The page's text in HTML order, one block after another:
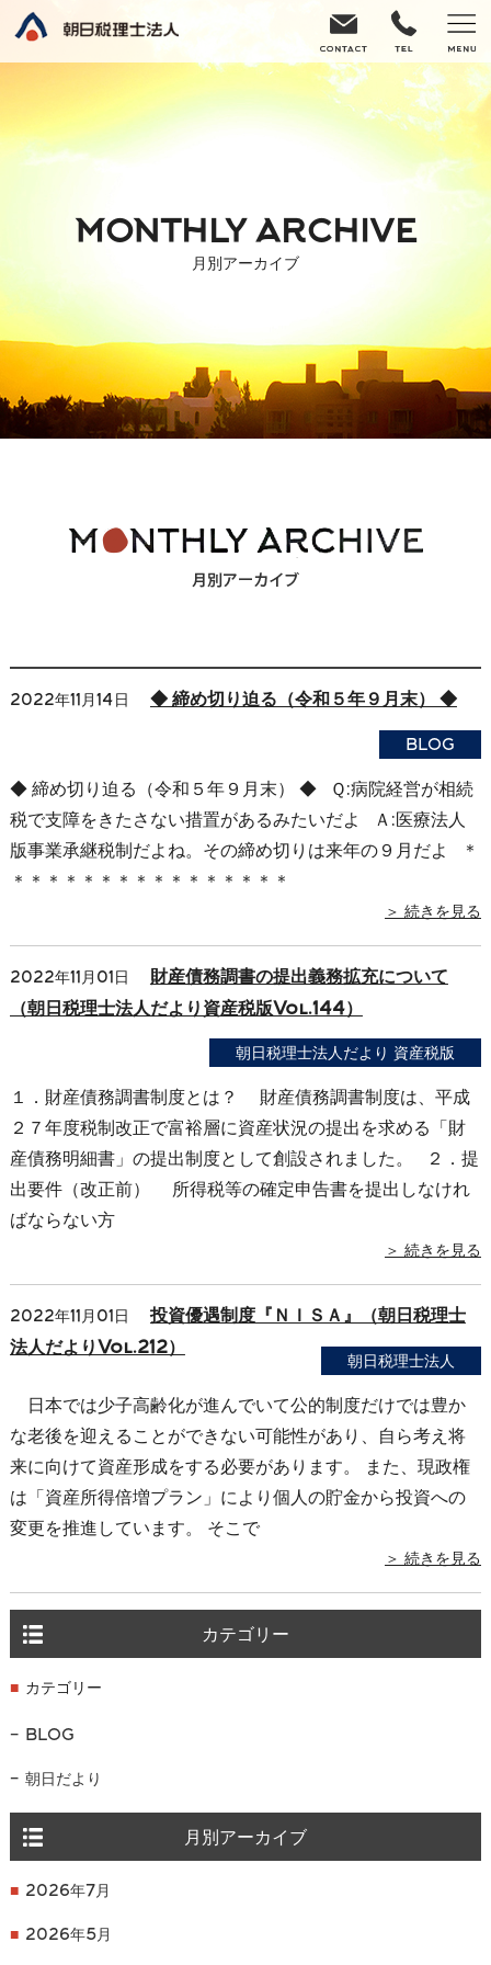
MONTHLY ARCHIVE
月別アーカイブ
2022年11月14日 ◆ 締め切り迫る（令和５年９月末） ◆
BLOG
◆ 締め切り迫る（令和５年９月末） ◆ Ｑ:病院経営が相続
税で支障をきたさない措置があるみたいだよ Ａ:医療法人
版事業承継税制だよね。その締め切りは来年の９月だよ ＊
＊＊＊＊＊＊＊＊＊＊＊＊＊＊＊＊
＞ 続きを見る
2022年11月01日
財産債務調書の提出義務拡充について
（朝日税理士法人だより資産税版Vol.144）
朝日税理士法人だより 資産税版
１．財産債務調書制度とは？ 財産債務調書制度は、平成
２７年度税制改正で富裕層に資産状況の提出を求める「財
産債務明細書」の提出制度として創設されました。 ２．提
出要件（改正前） 所得税等の確定申告書を提出しなけれ
ばならない方
＞ 続きを見る
2022年11月01日
投資優遇制度『ＮＩＳＡ』（朝日税理士
法人だよりVol.212）
朝日税理士法人
日本では少子高齢化が進んでいて公的制度だけでは豊か
な老後を迎えることができない可能性があり、自ら考え将
来に向けて資産形成をする必要があります。 また、現政権
は「資産所得倍増プラン」により個人の貯金から投資への
変更を推進しています。 そこで
＞ 続きを見る
カテゴリー
カテゴリー
BLOG
朝日だより
月別アーカイブ
2026年7月
2026年5月